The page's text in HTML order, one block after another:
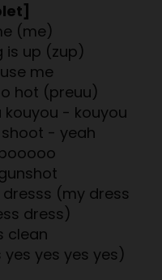
(me)
is up (zup)
me
hot (preuu)
kouyou - kouyou
- yeah
(my dress
dress)
clean
yes yes yes)